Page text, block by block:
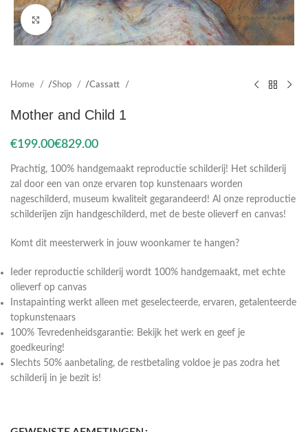
Click to enlarge
Home Shop Cassatt
Mother and Child 1
€ €
Prachtig, 100% handgemaakt reproductie schilderij! Het schilderij
zal door een van onze ervaren top kunstenaars worden
nageschilderd, museum kwaliteit gegarandeerd! Al onze reproductie
schilderijen zijn handgeschilderd, met de beste olieverf en canvas!
Komt dit meesterwerk in jouw woonkamer te hangen?
Ieder reproductie schilderij wordt 100% handgemaakt, met echte
olieverf op canvas
Instapainting werkt alleen met geselecteerde, ervaren, getalenteerde
topkunstenaars
100% Tevredenheidsgarantie: Bekijk het werk en geef je
goedkeuring!
Slechts 50% aanbetaling, de restbetaling voldoe je pas zodra het
schilderij in je bezit is!